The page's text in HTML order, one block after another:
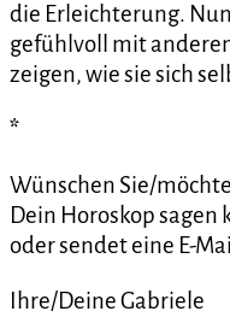
die Erleichterung.
gefühlvoll mit
zeigen, wie sie sich
*
Wünschen Sie/
Dein Horoskop sagen
oder sendet eine E-
Ihre/Deine Gabriele